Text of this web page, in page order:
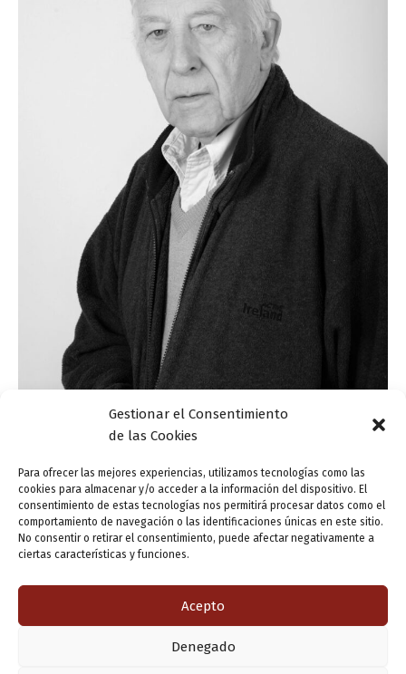
Gestionar el Consentimiento
de las Cookies
Para ofrecer las mejores experiencias, utilizamos tecnologías como las
cookies para almacenar y/o acceder a la información del dispositivo. El
consentimiento de estas tecnologías nos permitirá procesar datos como el
comportamiento de navegación o las identificaciones únicas en este sitio.
No consentir o retirar el consentimiento, puede afectar negativamente a
ciertas características y funciones.
Acepto
Denegado
Memorial: Arcadio Pardo, el poeta de la palabra
precisa (1928-2021)
ensutinta/24 noviembre, 2021
El programa «Valladolid Letraherido» convoca el recital
«Arcadio Pardo, el poeta de la palabra precisa (1928-